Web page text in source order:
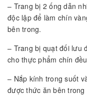
– Trang bị 2 ống dẫn
độc lập để làm chín
bên trong.
– Trang bị quạt đối lưu
cho thực phẩm chín
– Nắp kính trong suốt
được thức ăn bên trong